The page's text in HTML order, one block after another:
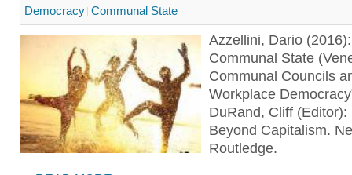
Democracy Communal State
Azzellini, Dario (2016):
Communal State
Communal Councils
Workplace
DuRand, Cliff (Editor):
Beyond Capitalism.
Routledge.